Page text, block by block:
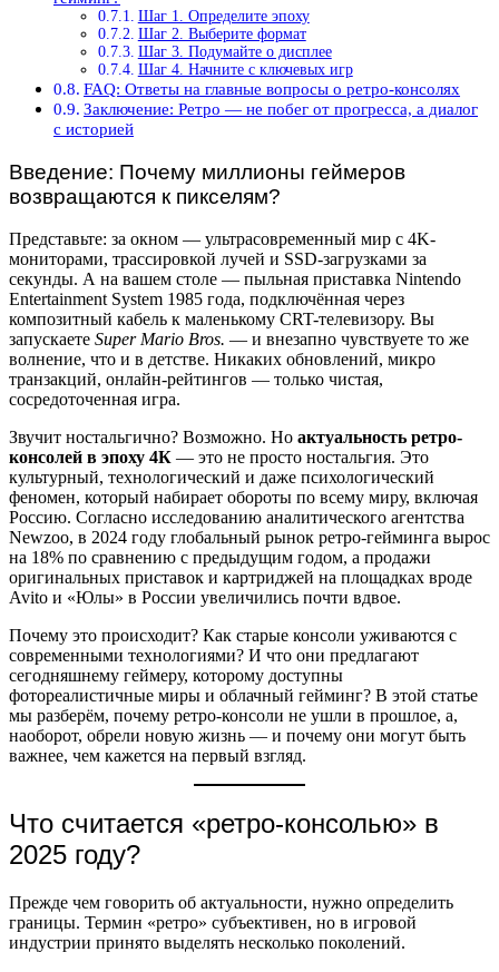
Шаг 1. Определите эпоху
Шаг 2. Выберите формат
Шаг 3. Подумайте о дисплее
Шаг 4. Начните с ключевых игр
FAQ: Ответы на главные вопросы о ретро-консолях
Заключение: Ретро — не побег от прогресса, а диалог
с историей
Введение: Почему миллионы геймеров
возвращаются к пикселям?
Представьте: за окном — ультрасовременный мир с 4K-
мониторами, трассировкой лучей и SSD-загрузками за
секунды. А на вашем столе — пыльная приставка Nintendo
Entertainment System 1985 года, подключённая через
композитный кабель к маленькому CRT-телевизору. Вы
запускаете Super Mario Bros. — и внезапно чувствуете то же
волнение, что и в детстве. Никаких обновлений, микро
транзакций, онлайн-рейтингов — только чистая,
сосредоточенная игра.
Звучит ностальгично? Возможно. Но актуальность ретро-
консолей в эпоху 4К — это не просто ностальгия. Это
культурный, технологический и даже психологический
феномен, который набирает обороты по всему миру, включая
Россию. Согласно исследованию аналитического агентства
Newzoo, в 2024 году глобальный рынок ретро-гейминга вырос
на 18% по сравнению с предыдущим годом, а продажи
оригинальных приставок и картриджей на площадках вроде
Avito и «Юлы» в России увеличились почти вдвое.
Почему это происходит? Как старые консоли уживаются с
современными технологиями? И что они предлагают
сегодняшнему геймеру, которому доступны
фотореалистичные миры и облачный гейминг? В этой статье
мы разберём, почему ретро-консоли не ушли в прошлое, а,
наоборот, обрели новую жизнь — и почему они могут быть
важнее, чем кажется на первый взгляд.
Что считается «ретро-консолью» в
2025 году?
Прежде чем говорить об актуальности, нужно определить
границы. Термин «ретро» субъективен, но в игровой
индустрии принято выделять несколько поколений.